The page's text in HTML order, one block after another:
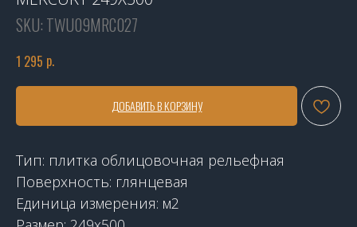
SKU: TWU09MRC027
1 295 р.
ДОБАВИТЬ В КОРЗИНУ
Тип: плитка облицовочная рельефная
Поверхность: глянцевая
Единица измерения: м2